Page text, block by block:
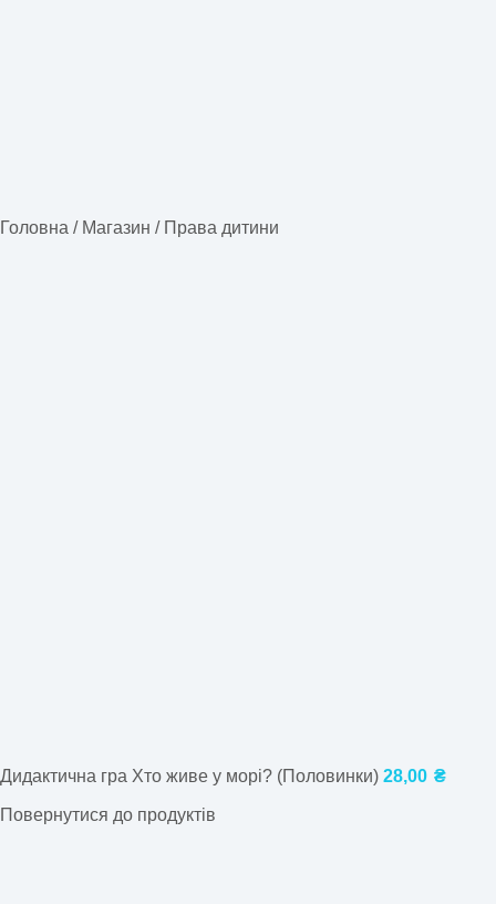
Головна / Магазин / Права дитини
Дидактична гра Хто живе у морі? (Половинки) 28,00 ₴
Повернутися до продуктів